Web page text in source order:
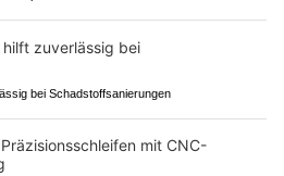
bei Schadstoffsanierungen